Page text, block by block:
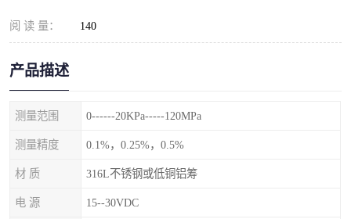
阅 读 量： 140
产品描述
测量范围 0------20KPa-----120MPa
测量精度 0.1%，0.25%，0.5%
材 质 316L不锈钢或低铜铝筹
电 源 15--30VDC